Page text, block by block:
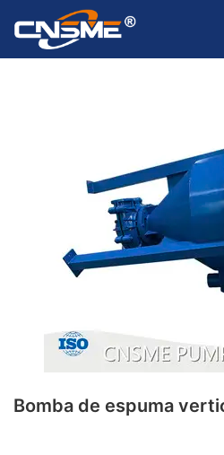
Bomba de espuma